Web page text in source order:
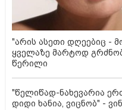
"არის ასეთი დღეებიც -
ყველაზე მარტოდ
წერილი
"წელიწად-ნახევარია
დიდი ხანია, ვიცნობ" -